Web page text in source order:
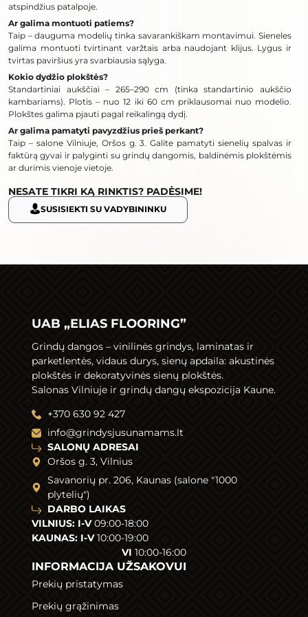
atspindžius patalpoje.
Ar galima montuoti patiems?
Taip – dauguma modelių tinka savarankiškam montavimui. Sieneles
galima montuoti tvirtinant varžtais arba naudojant klijus. Lygus ir
tvirtas paviršius yra svarbiausia sąlyga.
Kokio dydžio plokštės?
Standartiniai aukščiai – 265–290 cm (tinka standartinio aukščio
kambariams). Plotis – nuo 12 iki 60 cm priklausomai nuo modelio.
Plokštes galima pjauti pagal reikalingą dydį.
Ar galima pamatyti pavyzdžius prieš perkant?
Taip – salone Vilniuje, Oršos g. 3. Galite pamatyti sienelių spalvas ir
faktūrą gyvai ir palyginti su grindų dangomis, baldinėmis plokštėmis
ar durimis vienoje vietoje.
NESATE TIKRI KĄ RINKTIS? PADĖSIME!
SUSISIEKTI SU VADYBININKU
UAB „ELIAS FLOORING”
Grindų dangos – vinilinės grindys, laminatas ir
parketlentės, vidaus durys, sienų apdaila: akustinės
plokštės ir dekoratyvinės sienų plokštės.
Salonas Vilniuje ir grindų dangų ekspozicija Kaune.
+370 630 92 427
info@grindysjusunamams.lt
SALONŲ ADRESAI
Oršos g. 3, Vilnius
Savanorių pr. 206, Kaunas (salone "1000
plytelių")
DARBO LAIKAS
VILNIUS: I-V09:00-18:00
KAUNAS: I-V10:00-19:00
VI 10:00-16:00
INFORMACIJA UŽSAKOVUI
Prekių pristatymas
Prekių grąžinimas